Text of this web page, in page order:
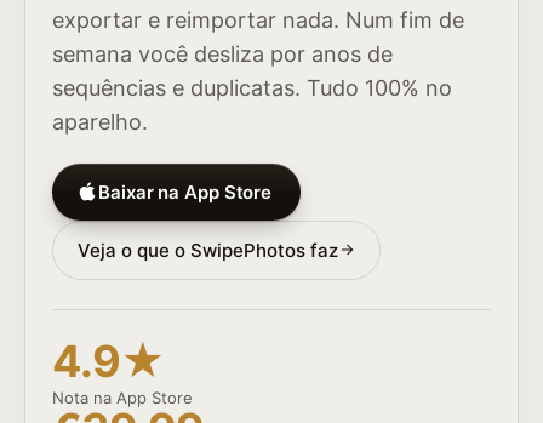
exportar e reimportar nada. Num fim de
semana você desliza por anos de
sequências e duplicatas. Tudo 100% no
aparelho.
Baixar na App Store
Veja o que o SwipePhotos faz
4.9★
Nota na App Store